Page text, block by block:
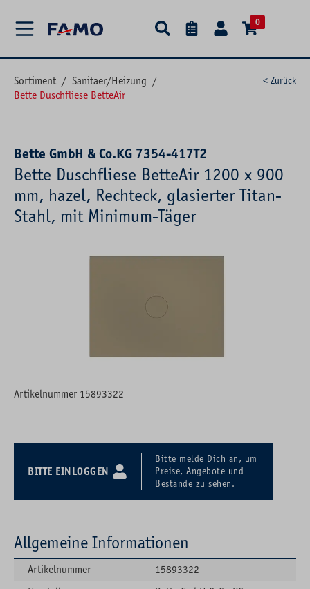
0
Sortiment / Sanitaer/Heizung /
Bette Duschfliese BetteAir
< Zurück
Bette GmbH & Co.KG 7354-417T2
Bette Duschfliese BetteAir 1200 x 900
mm, hazel, Rechteck, glasierter Titan-
Stahl, mit Minimum-Täger
Artikelnummer 15893322
BITTE EINLOGGEN
Bitte melde Dich an, um
Preise, Angebote und
Bestände zu sehen.
Allgemeine Informationen
Artikelnummer
15893322